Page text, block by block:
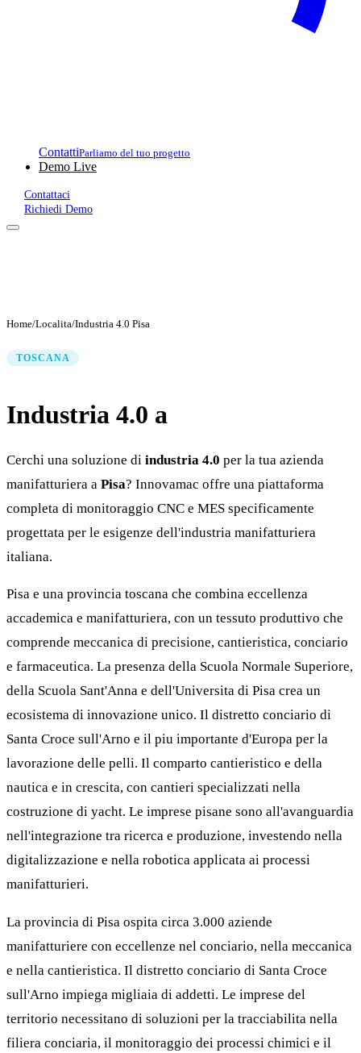
ContattiParliamo del tuo progetto
Demo Live
Contattaci
Richiedi Demo
Home/Localita/Industria 4.0 Pisa
TOSCANA
Industria 4.0 a
Cerchi una soluzione di industria 4.0 per la tua azienda
manifatturiera a Pisa? Innovamac offre una piattaforma
completa di monitoraggio CNC e MES specificamente
progettata per le esigenze dell'industria manifatturiera
italiana.
Pisa e una provincia toscana che combina eccellenza
accademica e manifatturiera, con un tessuto produttivo che
comprende meccanica di precisione, cantieristica, conciario
e farmaceutica. La presenza della Scuola Normale Superiore,
della Scuola Sant'Anna e dell'Universita di Pisa crea un
ecosistema di innovazione unico. Il distretto conciario di
Santa Croce sull'Arno e il piu importante d'Europa per la
lavorazione delle pelli. Il comparto cantieristico e della
nautica e in crescita, con cantieri specializzati nella
costruzione di yacht. Le imprese pisane sono all'avanguardia
nell'integrazione tra ricerca e produzione, investendo nella
digitalizzazione e nella robotica applicata ai processi
manifatturieri.
La provincia di Pisa ospita circa 3.000 aziende
manifatturiere con eccellenze nel conciario, nella meccanica
e nella cantieristica. Il distretto conciario di Santa Croce
sull'Arno impiega migliaia di addetti. Le imprese del
territorio necessitano di soluzioni per la tracciabilita nella
filiera conciaria, il monitoraggio dei processi chimici e il